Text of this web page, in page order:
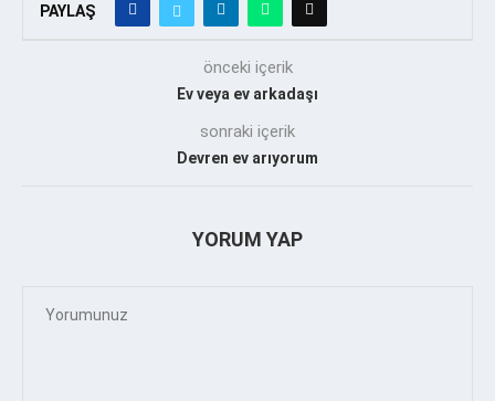
PAYLAŞ
önceki içerik
Ev veya ev arkadaşı
sonraki içerik
Devren ev arıyorum
YORUM YAP